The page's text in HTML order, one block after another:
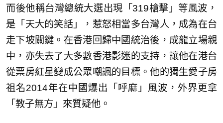
而後他稱台灣總統大選出現「319槍擊」等風波，
是「天大的笑話」，惹怒相當多台灣人，成為在台
走下坡關鍵。在香港回歸中國統治後，成龍立場親
中，亦失去了大多數香港影迷的支持，讓他在港台
從票房紅星變成公眾嘲諷的目標。他的獨生愛子房
祖名2014年在中國爆出「呼麻」風波，外界更拿
「教子無方」來質疑他。